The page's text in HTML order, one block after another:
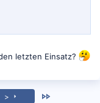
letzten Einsatz?
>